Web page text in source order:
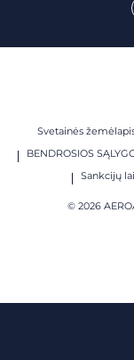
Svetainės
BENDROSIOS
Sankcijų
© 2026